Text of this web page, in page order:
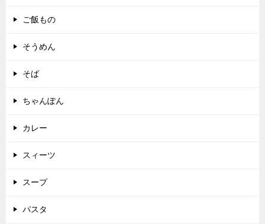
ご飯もの
そうめん
そば
ちゃんぽん
カレー
スィーツ
スープ
パスタ